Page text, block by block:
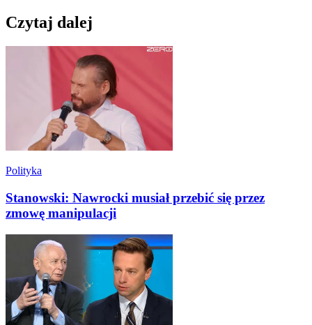
Czytaj dalej
Polityka
Stanowski: Nawrocki musiał przebić się przez
zmowę manipulacji